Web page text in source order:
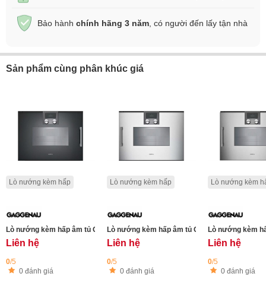
Bảo hành chính hãng 3 năm , có người đến lấy tận nhà
Sản phẩm cùng phân khúc giá
Lò nướng kèm hấp
Lò nướng kèm hấp âm tủ Gaggenau BSP261101 200 series -Màu đen- 50L -
Liên hệ
0/5
0 đánh giá
Lò nướng kèm hấp
Lò nướng kèm hấp âm tủ Gaggenau
Liên hệ
0/5
0 đánh giá
Lò nướng kèm
Lò nướng kèm
Liên hệ
0/5
0 đánh giá